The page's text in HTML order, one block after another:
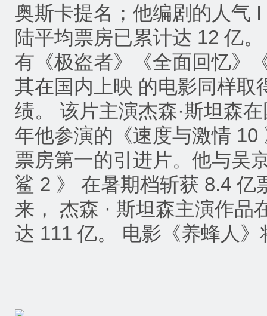
奥斯卡提名；他编剧的人气
陆平均票房已累计达 12 亿
有《极盗者》《全面回忆》
其在国内上映 的电影同样取
绩。 该片主演杰森·斯坦森
年他参演的《速度与激情 10
票房第一的引进片。他与吴
鲨 2 》 在暑期档斩获 8.4 亿
来， 杰森 · 斯坦森主演作品
达 111 亿。 电影《养蜂人》